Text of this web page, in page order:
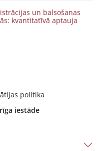
un balsošanas
kvantitatīvā aptauja
politika
iestāde